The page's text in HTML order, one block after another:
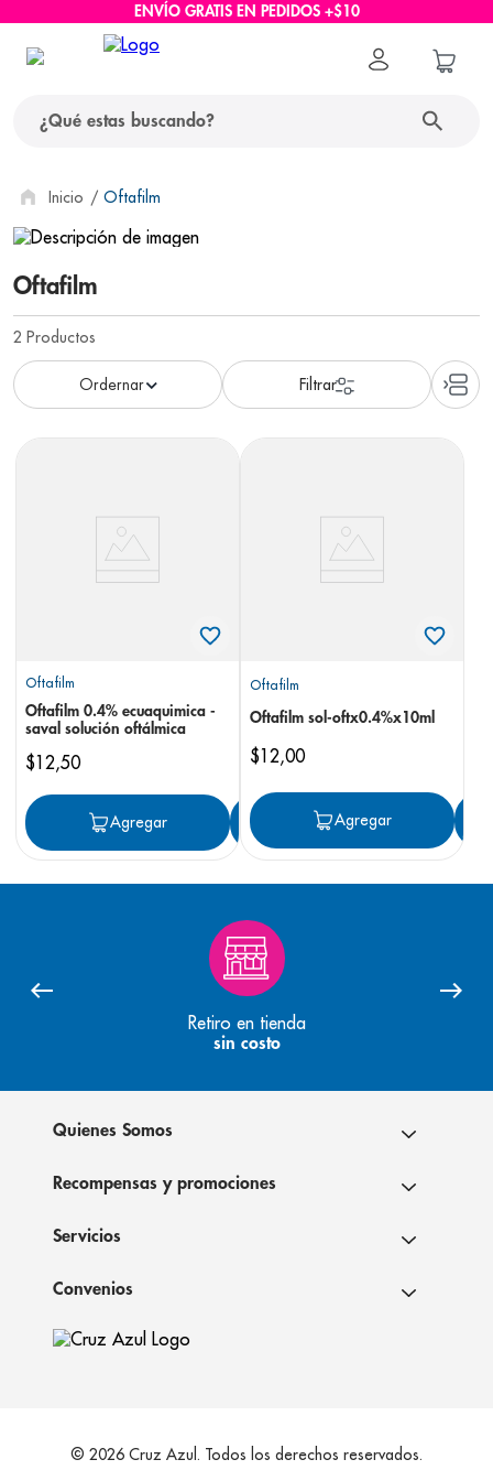
ENVÍO GRATIS EN PEDIDOS +$10
Oftafilm
Oftafilm
2 Productos
Oftafilm
Oftafilm 0.4% ecuaquimica -
saval solución oftálmica
$12,50
Agregar Agregar
Oftafilm
Oftafilm sol-oftx0.4%x10ml
$12,00
Agregar
Retiro en tienda
sin costo
Quienes Somos
Recompensas y promociones
Servicios
Convenios
© 2026 Cruz Azul. Todos los derechos reservados.
términos más buscados
1. protector solar
2. pañales
3
4. cerave
6. shampoo
panolini
pediasure